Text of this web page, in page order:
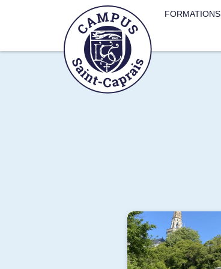
FORMATIONS